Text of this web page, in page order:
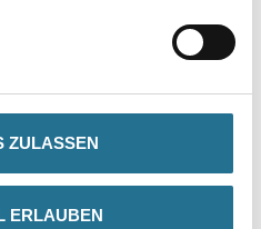
ZULASSEN
ERLAUBEN
Verarbeitung